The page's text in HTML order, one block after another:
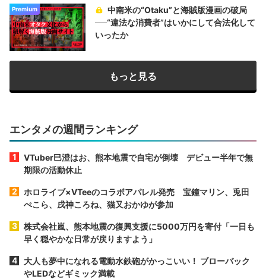
Premium
中南米の“Otaku”と海賊版漫画の破局
──“違法な消費者”はいかにして合法化して
いったか
もっと見る
エンタメの週間ランキング
VTuber巳澄はお、熊本地震で自宅が倒壊 デビュー半年で無
期限の活動休止
ホロライブ×VTeeのコラボアパレル発売 宝鐘マリン、兎田
ぺこら、戌神ころね、猫又おかゆが参加
株式会社嵐、熊本地震の復興支援に5000万円を寄付「一日も
早く穏やかな日常が戻りますよう」
大人も夢中になれる電動水鉄砲がかっこいい！ ブローバック
やLEDなどギミック満載